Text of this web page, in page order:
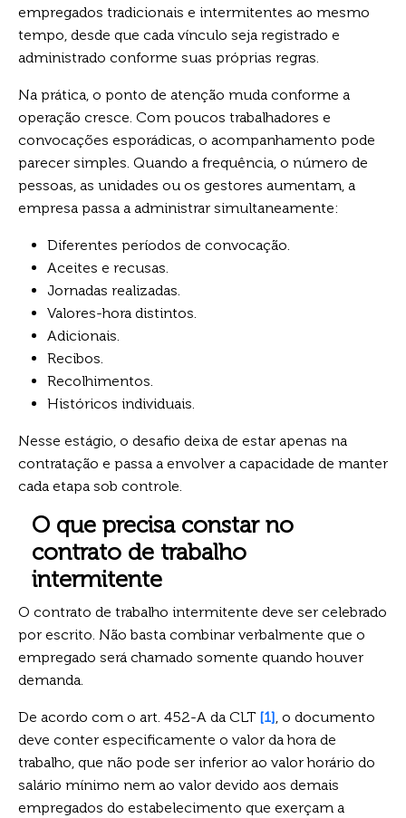
empregados tradicionais e intermitentes ao mesmo
tempo, desde que cada vínculo seja registrado e
administrado conforme suas próprias regras.
Na prática, o ponto de atenção muda conforme a
operação cresce. Com poucos trabalhadores e
convocações esporádicas, o acompanhamento pode
parecer simples. Quando a frequência, o número de
pessoas, as unidades ou os gestores aumentam, a
empresa passa a administrar simultaneamente:
Diferentes períodos de convocação.
Aceites e recusas.
Jornadas realizadas.
Valores-hora distintos.
Adicionais.
Recibos.
Recolhimentos.
Históricos individuais.
Nesse estágio, o desafio deixa de estar apenas na
contratação e passa a envolver a capacidade de manter
cada etapa sob controle.
O que precisa constar no
contrato de trabalho
intermitente
O contrato de trabalho intermitente deve ser celebrado
por escrito. Não basta combinar verbalmente que o
empregado será chamado somente quando houver
demanda.
De acordo com o art. 452-A da CLT [1], o documento
deve conter especificamente o valor da hora de
trabalho, que não pode ser inferior ao valor horário do
salário mínimo nem ao valor devido aos demais
empregados do estabelecimento que exerçam a